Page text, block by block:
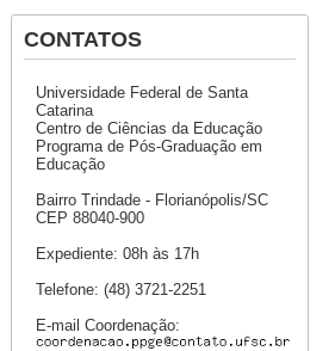
CONTATOS
Universidade Federal de Santa
Catarina
Centro de Ciências da Educação
Programa de Pós-Graduação em
Educação
Bairro Trindade - Florianópolis/SC
CEP 88040-900
Expediente: 08h às 17h
Telefone: (48) 3721-2251
E-mail Coordenação: